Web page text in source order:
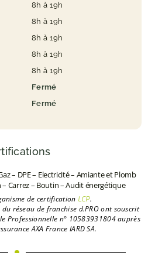
8h à 19h
8h à 19h
8h à 19h
8h à 19h
8h à 19h
Fermé
Fermé
– DPE – Electricité – Amiante et Plomb
Carrez – Boutin – Audit énergétique
de certification LCP.
réseau de franchise d.PRO ont souscrit
Professionnelle n° 10583931804 auprès
AXA France IARD SA.